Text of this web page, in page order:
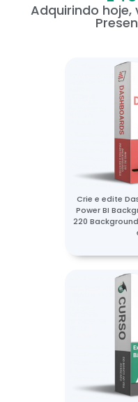
Adquirindo hoje,
Crie e edite
Power BI
220